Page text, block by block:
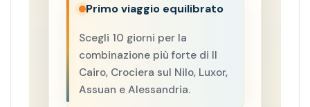
Primo viaggio equilibrato
Scegli 10 giorni per la
combinazione più forte di Il
Cairo, Crociera sul Nilo, Luxor,
Assuan e Alessandria.